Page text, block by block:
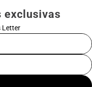
exclusivas
Letter